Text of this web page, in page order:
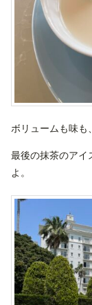
ボリュームも味も
最後の抹茶のアイ
よ。